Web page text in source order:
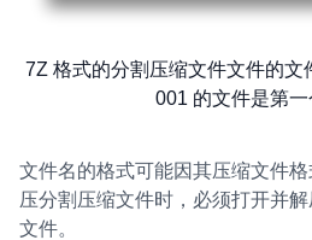
7Z 格式的分割压缩文件文件的文
001 的文件是第一
文件名的格式可能因其压缩文件
压分割压缩文件时，必须打开并
文件。